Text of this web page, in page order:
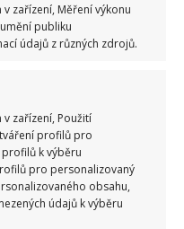
zařízení, Měření výkonu
publiku
údajů z různých zdrojů.
zařízení, Použití
profilů pro
k výběru
pro personalizovaný
obsahu,
údajů k výběru
Ovšem špatná není ani
nejlépe vyhovuje.
či šatních skříní,
utěrka do aviváže,
na dně koše. Úplně
vynášení